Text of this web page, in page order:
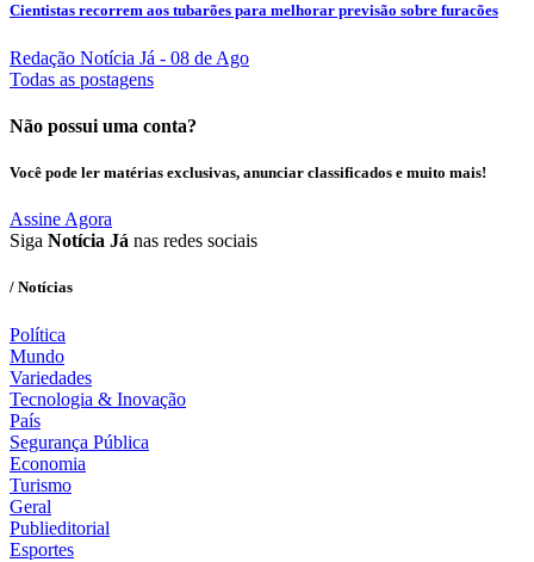
Cientistas recorrem aos tubarões para melhorar previsão sobre furacões
Redação Notícia Já - 08 de Ago
Todas as postagens
Não possui uma conta?
Você pode ler matérias exclusivas, anunciar classificados e muito mais!
Assine Agora
Siga Notícia Já nas redes sociais
/ Notícias
Política
Mundo
Variedades
Tecnologia & Inovação
País
Segurança Pública
Economia
Turismo
Geral
Publieditorial
Esportes